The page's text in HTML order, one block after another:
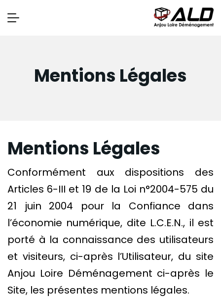
Mentions Légales
Mentions Légales
Conformément aux dispositions des
Articles 6-III et 19 de la Loi n°2004-575 du
21 juin 2004 pour la Confiance dans
l’économie numérique, dite L.C.E.N., il est
porté à la connaissance des utilisateurs
et visiteurs, ci-après l’Utilisateur, du site
Anjou Loire Déménagement ci-après le
Site, les présentes mentions légales.